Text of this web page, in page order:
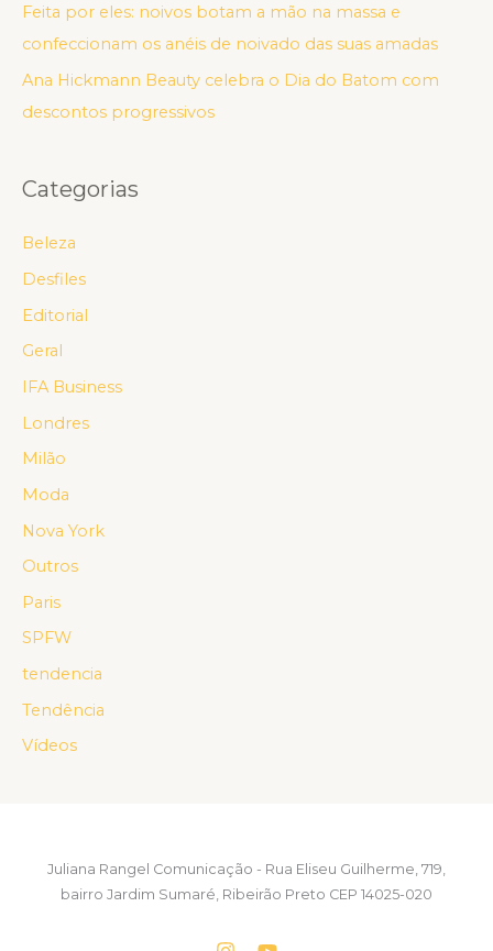
Feita por eles: noivos botam a mão na massa e
confeccionam os anéis de noivado das suas amadas
Ana Hickmann Beauty celebra o Dia do Batom com
descontos progressivos
Categorias
Beleza
Desfiles
Editorial
Geral
IFA Business
Londres
Milão
Moda
Nova York
Outros
Paris
SPFW
tendencia
Tendência
Vídeos
Juliana Rangel Comunicação - Rua Eliseu Guilherme, 719,
bairro Jardim Sumaré, Ribeirão Preto CEP 14025-020